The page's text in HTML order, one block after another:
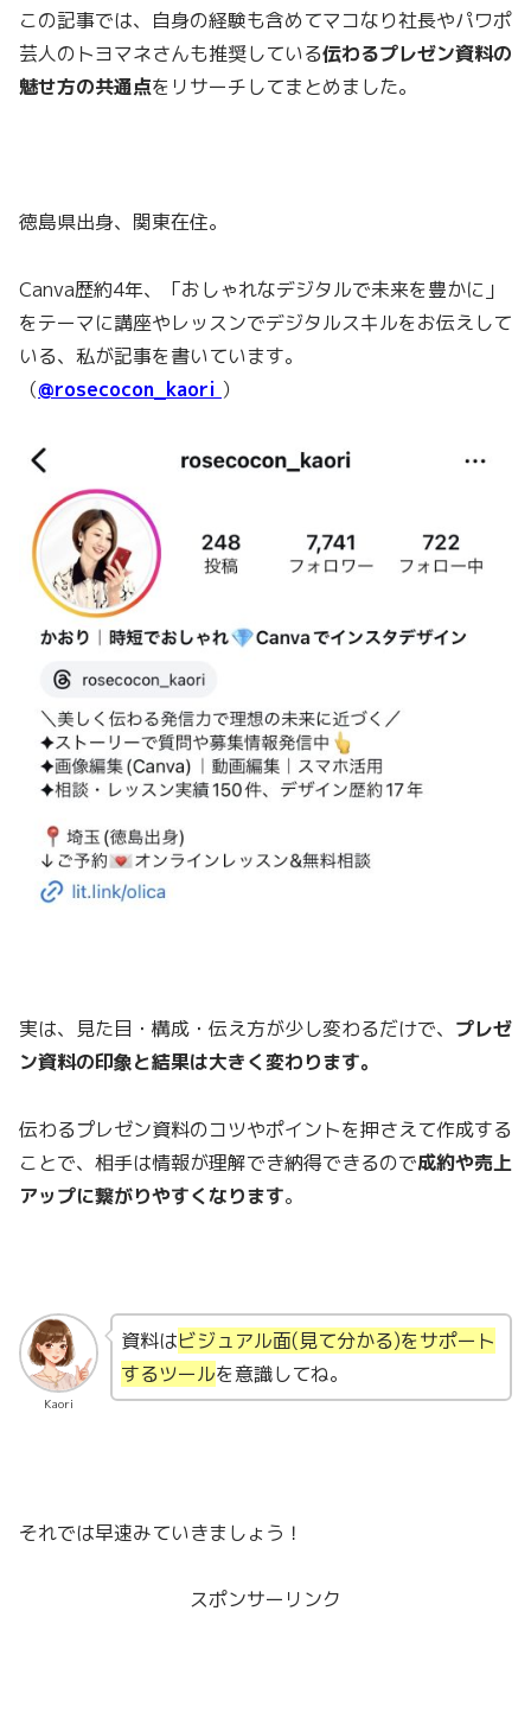
この記事では、自身の経験も含めてマコなり社長やパワポ
芸人のトヨマネさんも推奨している伝わるプレゼン資料の
魅せ方の共通点をリサーチしてまとめました。
徳島県出身、関東在住。
Canva歴約4年、「おしゃれなデジタルで未来を豊かに」
をテーマに講座やレッスンでデジタルスキルをお伝えして
いる、私が記事を書いています。
（@rosecocon_kaori ）
実は、見た目・構成・伝え方が少し変わるだけで、 プレゼ
ン資料の印象と結果は大きく変わります。
伝わるプレゼン資料のコツやポイントを押さえて作成する
ことで、相手は情報が理解でき納得できるので成約や売上
アップに繋がりやすくなります。
Kaori
資料はビジュアル面(見て分かる)をサポート
するツールを意識してね。
それでは早速みていきましょう！
スポンサーリンク